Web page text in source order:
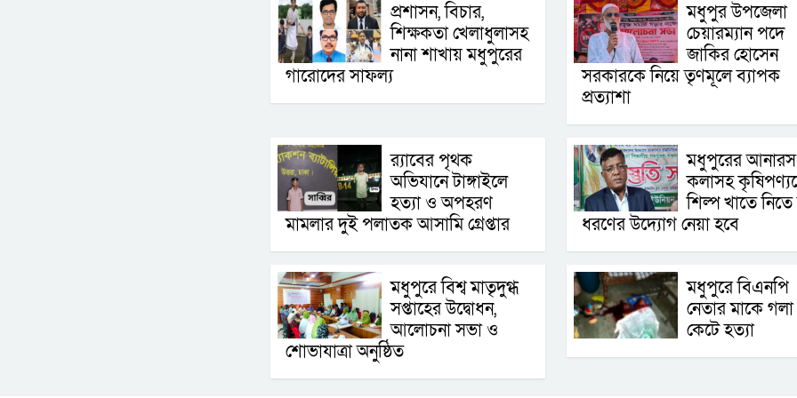
প্রশাসন, বিচার,
শিক্ষকতা খেলাধুলাসহ
নানা শাখায় মধুপুরের
গারোদের সাফল্য
মধুপুর উপজেলা
চেয়ারম্যান পদে
জাকির হোসেন
সরকারকে নিয়ে তৃণমূলে ব্যাপক
প্রত্যাশা
র‌্যাবের পৃথক
অভিযানে টাঙ্গাইলে
হত্যা ও অপহরণ
মামলার দুই পলাতক আসামি গ্রেপ্তার
মধুপুরের
কলাসহ
শিল্প খাতে
ধরণের উদ্যোগ নেয়া হবে
মধুপুরে বিশ্ব মাতৃদুগ্ধ
সপ্তাহের উদ্বোধন,
আলোচনা সভা ও
শোভাযাত্রা অনুষ্ঠিত
মধুপুরে বিএনপি
নেতার মাকে গলা
কেটে হত্যা